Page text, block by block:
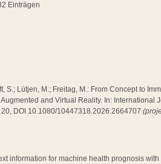
Einträgen
S.; Lütjen, M.; Freitag, M.: From Concept to
and Virtual Reality. In: International
20, DOI 10.1080/10447318.2026.2664707
information for machine health prognosis